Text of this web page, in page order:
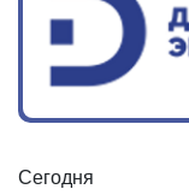
Сегодня